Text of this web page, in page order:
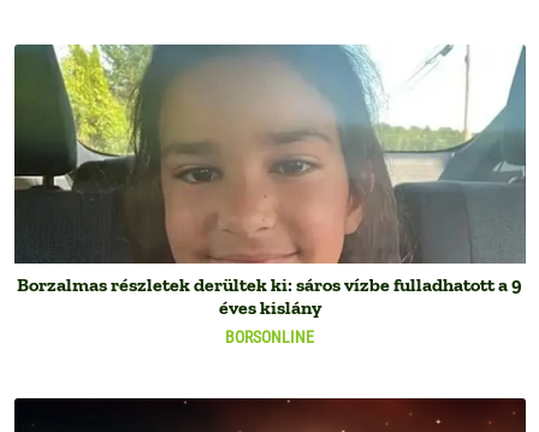
BORSONLINE
Borzalmas részletek derültek ki: sáros vízbe fulladhatott a 9
éves kislány